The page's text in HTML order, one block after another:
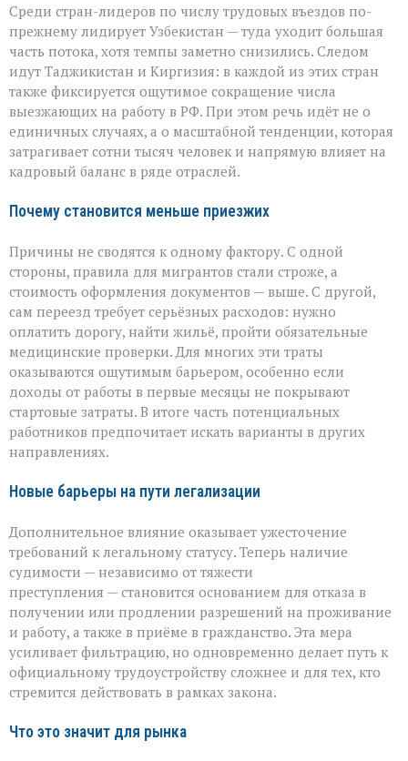
Среди стран-лидеров по числу трудовых въездов по-
прежнему лидирует Узбекистан — туда уходит большая
часть потока, хотя темпы заметно снизились. Следом
идут Таджикистан и Киргизия: в каждой из этих стран
также фиксируется ощутимое сокращение числа
выезжающих на работу в РФ. При этом речь идёт не о
единичных случаях, а о масштабной тенденции, которая
затрагивает сотни тысяч человек и напрямую влияет на
кадровый баланс в ряде отраслей.
Почему становится меньше приезжих
Причины не сводятся к одному фактору. С одной
стороны, правила для мигрантов стали строже, а
стоимость оформления документов — выше. С другой,
сам переезд требует серьёзных расходов: нужно
оплатить дорогу, найти жильё, пройти обязательные
медицинские проверки. Для многих эти траты
оказываются ощутимым барьером, особенно если
доходы от работы в первые месяцы не покрывают
стартовые затраты. В итоге часть потенциальных
работников предпочитает искать варианты в других
направлениях.
Новые барьеры на пути легализации
Дополнительное влияние оказывает ужесточение
требований к легальному статусу. Теперь наличие
судимости — независимо от тяжести
преступления — становится основанием для отказа в
получении или продлении разрешений на проживание
и работу, а также в приёме в гражданство. Эта мера
усиливает фильтрацию, но одновременно делает путь к
официальному трудоустройству сложнее и для тех, кто
стремится действовать в рамках закона.
Что это значит для рынка